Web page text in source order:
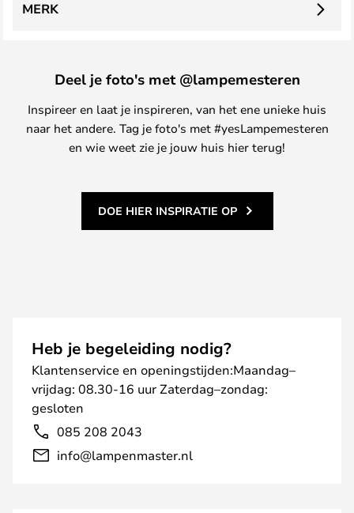
MERK
Deel je foto's met @lampemesteren
Inspireer en laat je inspireren, van het ene unieke huis
naar het andere. Tag je foto's met #yesLampemesteren
en wie weet zie je jouw huis hier terug!
DOE HIER INSPIRATIE OP
Heb je begeleiding nodig?
Klantenservice en openingstijden:Maandag–
vrijdag: 08.30-16 uur Zaterdag–zondag:
gesloten
085 208 2043
info@lampenmaster.nl